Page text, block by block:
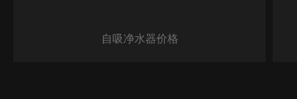
自吸净水器价格